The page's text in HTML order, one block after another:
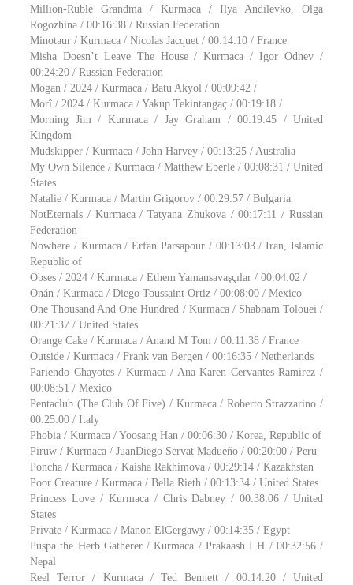
Million-Ruble Grandma / Kurmaca / Ilya Andilevko, Olga
Rogozhina / 00:16:38 / Russian Federation
Minotaur / Kurmaca / Nicolas Jacquet / 00:14:10 / France
Misha Doesn’t Leave The House / Kurmaca / Igor Odnev /
00:24:20 / Russian Federation
Mogan / 2024 / Kurmaca / Batu Akyol / 00:09:42 /
Morî / 2024 / Kurmaca / Yakup Tekintangaç / 00:19:18 /
Morning Jim / Kurmaca / Jay Graham / 00:19:45 / United
Kingdom
Mudskipper / Kurmaca / John Harvey / 00:13:25 / Australia
My Own Silence / Kurmaca / Matthew Eberle / 00:08:31 / United
States
Natalie / Kurmaca / Martin Grigorov / 00:29:57 / Bulgaria
NotEternals / Kurmaca / Tatyana Zhukova / 00:17:11 / Russian
Federation
Nowhere / Kurmaca / Erfan Parsapour / 00:13:03 / Iran, Islamic
Republic of
Obses / 2024 / Kurmaca / Ethem Yamansavaşçılar / 00:04:02 /
Onán / Kurmaca / Diego Toussaint Ortiz / 00:08:00 / Mexico
One Thousand And One Hundred / Kurmaca / Shabnam Tolouei /
00:21:37 / United States
Orange Cake / Kurmaca / Anand M Tom / 00:11:38 / France
Outside / Kurmaca / Frank van Bergen / 00:16:35 / Netherlands
Pariendo Chayotes / Kurmaca / Ana Karen Cervantes Ramirez /
00:08:51 / Mexico
Pentaclub (The Club Of Five) / Kurmaca / Roberto Strazzarino /
00:25:00 / Italy
Phobia / Kurmaca / Yoosang Han / 00:06:30 / Korea, Republic of
Piruw / Kurmaca / JuanDiego Servat Madueño / 00:20:00 / Peru
Poncha / Kurmaca / Kaisha Rakhimova / 00:29:14 / Kazakhstan
Poor Creature / Kurmaca / Bella Rieth / 00:13:34 / United States
Princess Love / Kurmaca / Chris Dabney / 00:38:06 / United
States
Private / Kurmaca / Manon ElGergawy / 00:14:35 / Egypt
Puspa the Herb Gatherer / Kurmaca / Prakaash I H / 00:32:56 /
Nepal
Reel Terror / Kurmaca / Ted Bennett / 00:14:20 / United